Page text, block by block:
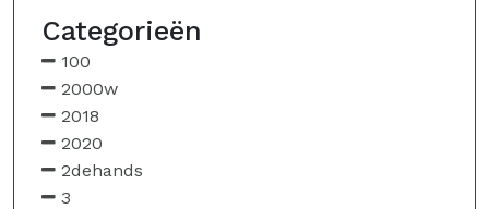
Categorieën
100
2000w
2018
2020
2dehands
3